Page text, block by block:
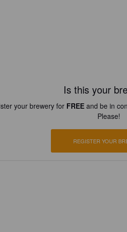
Is this your
your brewery for FREEand be in
Please!
REGISTER YOUR